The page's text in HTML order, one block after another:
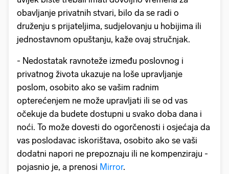
obavljanje privatnih stvari, bilo da se radi o
druženju s prijateljima, sudjelovanju u hobijima ili
jednostavnom opuštanju, kaže ovaj stručnjak.
- Nedostatak ravnoteže između poslovnog i
privatnog života ukazuje na loše upravljanje
poslom, osobito ako se vašim radnim
opterećenjem ne može upravljati ili se od vas
očekuje da budete dostupni u svako doba dana i
noći. To može dovesti do ogorčenosti i osjećaja da
vas poslodavac iskorištava, osobito ako se vaši
dodatni napori ne prepoznaju ili ne kompenziraju -
pojasnio je, a prenosi Mirror.